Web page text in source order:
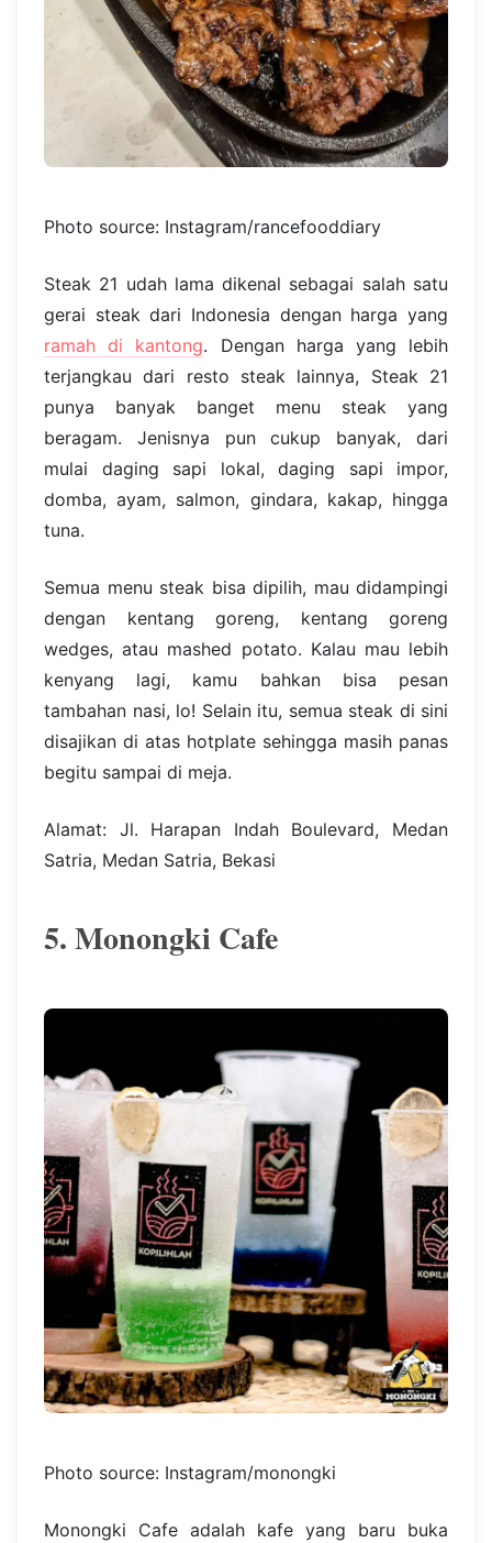
Photo source: Instagram/rancefooddiary
Steak 21 udah lama dikenal sebagai salah satu
gerai steak dari Indonesia dengan harga yang
ramah di kantong. Dengan harga yang lebih
terjangkau dari resto steak lainnya, Steak 21
punya banyak banget menu steak yang
beragam. Jenisnya pun cukup banyak, dari
mulai daging sapi lokal, daging sapi impor,
domba, ayam, salmon, gindara, kakap, hingga
tuna.
Semua menu steak bisa dipilih, mau didampingi
dengan kentang goreng, kentang goreng
wedges, atau mashed potato. Kalau mau lebih
kenyang lagi, kamu bahkan bisa pesan
tambahan nasi, lo! Selain itu, semua steak di sini
disajikan di atas hotplate sehingga masih panas
begitu sampai di meja.
Alamat: Jl. Harapan Indah Boulevard, Medan
Satria, Medan Satria, Bekasi
5. Monongki Cafe
Photo source: Instagram/monongki
Monongki Cafe adalah kafe yang baru buka